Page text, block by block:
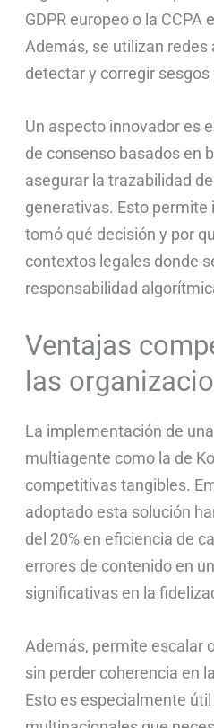
GDPR europeo o la CCPA
Además, se utilizan redes
detectar y corregir sesgos
Un aspecto innovador es
de consenso basados en
asegurar la trazabilidad
generativas. Esto
tomó qué decisión y por
contextos legales donde
responsabilidad
Ventajas
las
La implementación de
multiagente como la de
competitivas tangibles.
adoptado esta solución
del 20% en eficiencia de
errores de contenido en
significativas en la
Además, permite escalar
sin perder coherencia en
Esto es especialmente